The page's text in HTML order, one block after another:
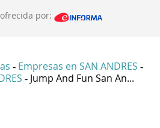
por:
- Empresas en SAN ANDRES -
- Jump And Fun San An...